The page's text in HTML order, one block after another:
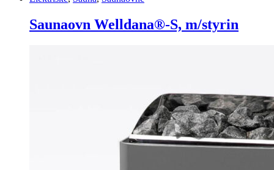
Saunaovn Welldana®-S, m/styrin